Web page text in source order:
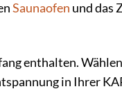
Saunaofen und das
enthalten.
in Ihrer